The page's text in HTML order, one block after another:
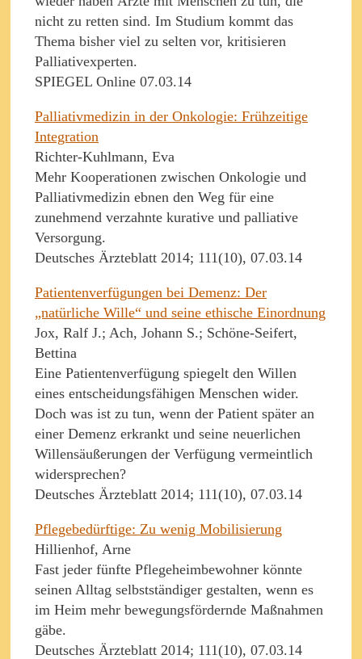
nicht zu retten sind. Im Studium kommt das
Thema bisher viel zu selten vor, kritisieren
Palliativexperten.
SPIEGEL Online 07.03.14
Palliativmedizin in der Onkologie: Frühzeitige
Integration
Richter-Kuhlmann, Eva
Mehr Kooperationen zwischen Onkologie und
Palliativmedizin ebnen den Weg für eine
zunehmend verzahnte kurative und palliative
Versorgung.
Deutsches Ärzteblatt 2014; 111(10), 07.03.14
Patientenverfügungen bei Demenz: Der
„natürliche Wille“ und seine ethische Einordnung
Jox, Ralf J.; Ach, Johann S.; Schöne-Seifert,
Bettina
Eine Patientenverfügung spiegelt den Willen
eines entscheidungsfähigen Menschen wider.
Doch was ist zu tun, wenn der Patient später an
einer Demenz erkrankt und seine neuerlichen
Willensäußerungen der Verfügung vermeintlich
widersprechen?
Deutsches Ärzteblatt 2014; 111(10), 07.03.14
Pflegebedürftige: Zu wenig Mobilisierung
Hillienhof, Arne
Fast jeder fünfte Pflegeheimbewohner könnte
seinen Alltag selbstständiger gestalten, wenn es
im Heim mehr bewegungsfördernde Maßnahmen
gäbe.
Deutsches Ärzteblatt 2014; 111(10), 07.03.14